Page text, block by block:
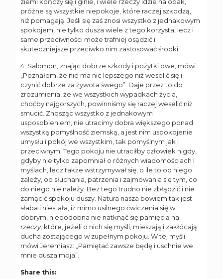
próżne są wszystkie niepokoje, które raczej szkodzą,
niż pomagają. Jeśli się zaś znosi wszystko z jednakowym
spokojem, nie tylko dusza wiele z tego korzysta, lecz i
same przeciwności może trafniej osądzić i
skuteczniejsze przeciwko nim zastosować środki.
4. Salomon, znając dobrze szkody i pożytki owe, mówi:
„Poznałem, że nie ma nic lepszego niż weselić się i
czynić dobrze za żywota swego”. Daje przez to do
zrozumienia, że we wszystkich wypadkach życia,
choćby najgorszych, powinniśmy się raczej weselić niż
smucić. Znosząc wszystko z jednakowym
usposobieniem, nie utracimy dobra większego ponad
wszystką pomyślność ziemską, a jest nim uspokojenie
umysłu i pokój we wszystkim, tak pomyślnym jak i
przeciwnym. Tego pokoju nie utraciłby człowiek nigdy,
gdyby nie tylko zapomniał o różnych wiadomościach i
myślach, lecz także wstrzymywał się, o ile to od niego
zależy, od słuchania, patrzenia i zajmowania się tym, co
do niego nie należy. Bez tego trudno nie zbłądzić i nie
zamącić spokoju duszy. Natura nasza bowiem tak jest
słaba i niestała, iż mimo usilnego ćwiczenia się w
dobrym, niepodobna nie natknąć się pamięcią na
rzeczy, które, jeżeli o nich się myśli, mieszają i zakłócają
ducha zostającego w zupełnym pokoju. W tej myśli
mówi Jeremiasz: „Pamiętać zawsze będę i uschnie we
mnie dusza moja”.
Share this: